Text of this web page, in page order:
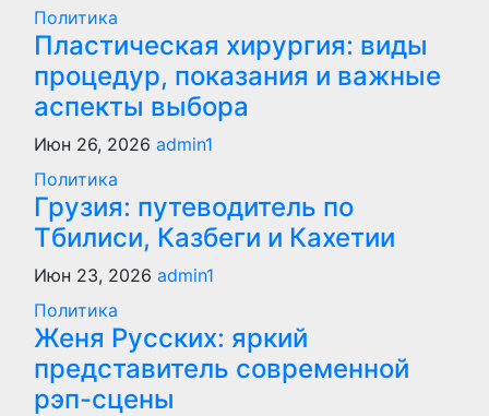
Политика
Пластическая хирургия: виды
процедур, показания и важные
аспекты выбора
Июн 26, 2026 admin1
Политика
Грузия: путеводитель по
Тбилиси, Казбеги и Кахетии
Июн 23, 2026 admin1
Политика
Женя Русских: яркий
представитель современной
рэп-сцены